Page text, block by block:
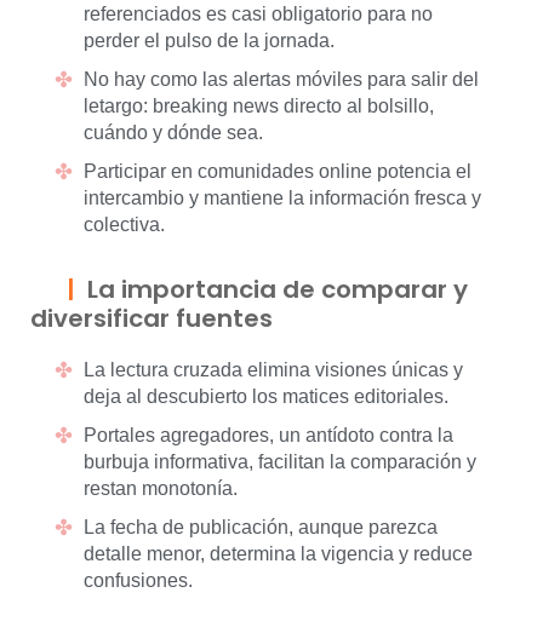
referenciados es casi obligatorio para no
perder el pulso de la jornada.
No hay como las alertas móviles para salir del
letargo: breaking news directo al bolsillo,
cuándo y dónde sea.
Participar en comunidades online potencia el
intercambio y mantiene la información fresca y
colectiva.
La importancia de comparar y
diversificar fuentes
La lectura cruzada elimina visiones únicas y
deja al descubierto los matices editoriales.
Portales agregadores, un antídoto contra la
burbuja informativa, facilitan la comparación y
restan monotonía.
La fecha de publicación, aunque parezca
detalle menor, determina la vigencia y reduce
confusiones.